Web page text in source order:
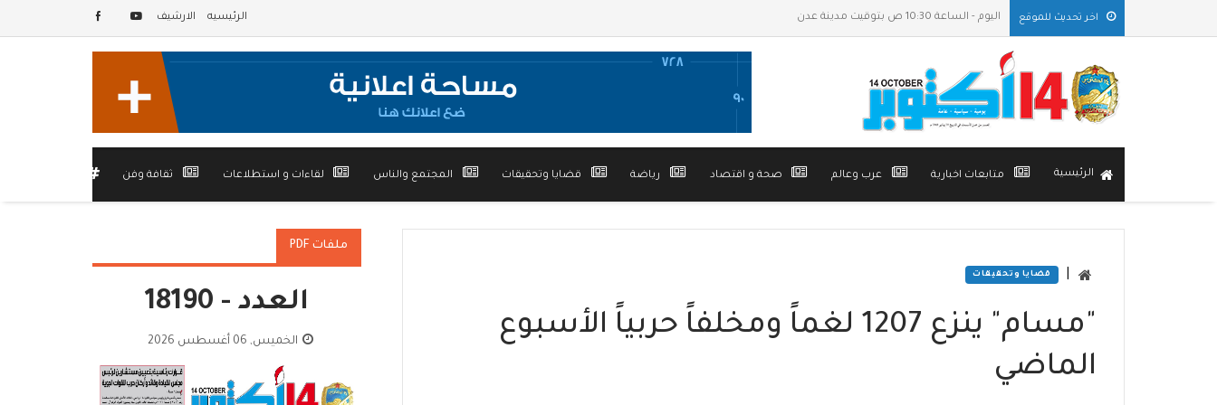
اخر تحديث للموقع اليوم - الساعة 10:30 ص بتوقيت مدينة عدن الرئيسيه الارشيف
الرئيسية متابعات اخبارية عرب وعالم صحة و اقتصاد رياضة قضايا وتحقيقات المجتمع والناس لقاءات و استطلاعات ثقافة وفن
قضايا وتحقيقات
"مسام" ينزع 1207 لغماً ومخلفاً حربياً الأسبوع
الماضي
ملفات PDF
العدد - 18190
الخميس, 06 أغسطس 2026